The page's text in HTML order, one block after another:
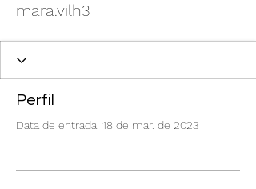
mara.vilh3
Perfil
Data de entrada: 18 de mar. de 2023